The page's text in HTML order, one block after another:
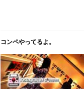
コンペやってるよ。